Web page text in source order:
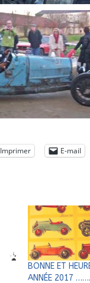
Imprimer E-mail
BONNE ET
ANNÉE 2017